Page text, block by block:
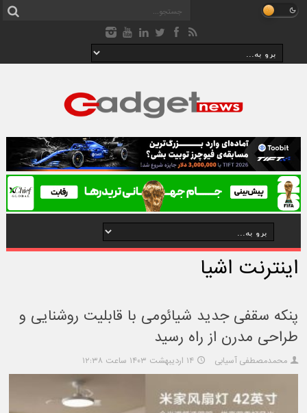
اینترنت اشیا
پنکه سقفی جدید شیائومی با قابلیت روشنایی و
طراحی مدرن از راه رسید
محمدمصطفی آسیابی ۱۴ اردیبهشت ۱۴۰۳ ساعت ۱۲:۳۸